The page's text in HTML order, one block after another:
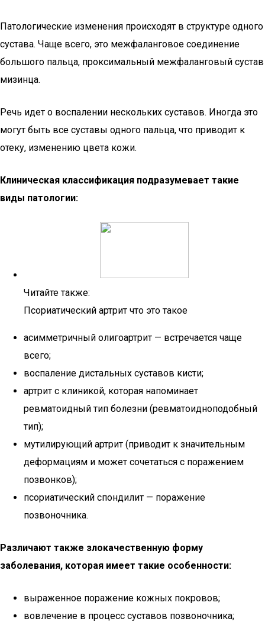
Патологические изменения происходят в структуре одного
сустава. Чаще всего, это межфаланговое соединение
большого пальца, проксимальный межфаланговый сустав
мизинца.
Речь идет о воспалении нескольких суставов. Иногда это
могут быть все суставы одного пальца, что приводит к
отеку, изменению цвета кожи.
Клиническая классификация подразумевает такие
виды патологии:
Читайте также:
Псориатический артрит что это такое
асимметричный олигоартрит — встречается чаще
всего;
воспаление дистальных суставов кисти;
артрит с клиникой, которая напоминает
ревматоидный тип болезни (ревматоидноподобный
тип);
мутилирующий артрит (приводит к значительным
деформациям и может сочетаться с поражением
позвонков);
псориатический спондилит — поражение
позвоночника.
Различают также злокачественную форму
заболевания, которая имеет такие особенности:
выраженное поражение кожных покровов;
вовлечение в процесс суставов позвоночника;